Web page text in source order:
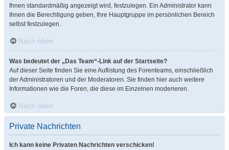
Ihnen standardmäßig angezeigt wird, festzulegen. Ein Administrator kann
Ihnen die Berechtigung geben, Ihre Hauptgruppe im persönlichen Bereich
selbst festzulegen.
Nach oben
Was bedeutet der „Das Team“-Link auf der Startseite?
Auf dieser Seite finden Sie eine Auflistung des Forenteams, einschließlich
der Administratoren und der Moderatoren. Sie finden hier auch weitere
Informationen wie die Foren, die diese im Einzelnen moderieren.
Nach oben
Private Nachrichten
Ich kann keine Privaten Nachrichten verschicken!